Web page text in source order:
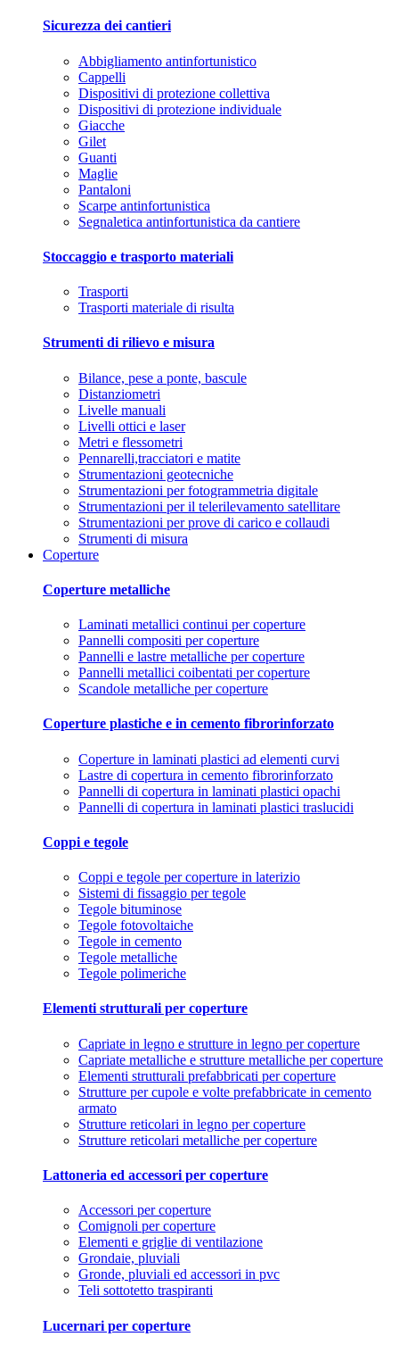
Sicurezza dei cantieri
Abbigliamento antinfortunistico
Cappelli
Dispositivi di protezione collettiva
Dispositivi di protezione individuale
Giacche
Gilet
Guanti
Maglie
Pantaloni
Scarpe antinfortunistica
Segnaletica antinfortunistica da cantiere
Stoccaggio e trasporto materiali
Trasporti
Trasporti materiale di risulta
Strumenti di rilievo e misura
Bilance, pese a ponte, bascule
Distanziometri
Livelle manuali
Livelli ottici e laser
Metri e flessometri
Pennarelli,tracciatori e matite
Strumentazioni geotecniche
Strumentazioni per fotogrammetria digitale
Strumentazioni per il telerilevamento satellitare
Strumentazioni per prove di carico e collaudi
Strumenti di misura
Coperture
Coperture metalliche
Laminati metallici continui per coperture
Pannelli compositi per coperture
Pannelli e lastre metalliche per coperture
Pannelli metallici coibentati per coperture
Scandole metalliche per coperture
Coperture plastiche e in cemento fibrorinforzato
Coperture in laminati plastici ad elementi curvi
Lastre di copertura in cemento fibrorinforzato
Pannelli di copertura in laminati plastici opachi
Pannelli di copertura in laminati plastici traslucidi
Coppi e tegole
Coppi e tegole per coperture in laterizio
Sistemi di fissaggio per tegole
Tegole bituminose
Tegole fotovoltaiche
Tegole in cemento
Tegole metalliche
Tegole polimeriche
Elementi strutturali per coperture
Capriate in legno e strutture in legno per coperture
Capriate metalliche e strutture metalliche per coperture
Elementi strutturali prefabbricati per coperture
Strutture per cupole e volte prefabbricate in cemento
armato
Strutture reticolari in legno per coperture
Strutture reticolari metalliche per coperture
Lattoneria ed accessori per coperture
Accessori per coperture
Comignoli per coperture
Elementi e griglie di ventilazione
Grondaie, pluviali
Gronde, pluviali ed accessori in pvc
Teli sottotetto traspiranti
Lucernari per coperture